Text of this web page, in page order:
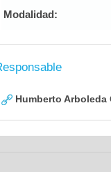
Modalidad:
Humberto Arboleda